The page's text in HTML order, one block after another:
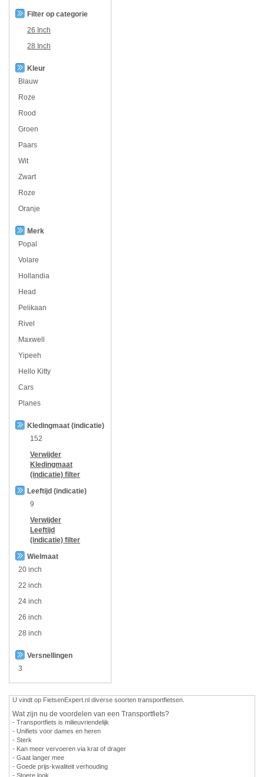
Filter op categorie
26 Inch
28 Inch
Kleur
Blauw
Roze
Rood
Groen
Paars
Wit
Zwart
Roze
Oranje
Merk
Popal
Volare
Hollandia
Head
Pelikaan
Rivel
Maxwell
Yipeeh
Hello Kitty
Cars
Planes
Kledingmaat (indicatie)
152
Verwijder
Kledingmaat
(indicatie) filter
Leeftijd (indicatie)
9
Verwijder
Leeftijd
(indicatie) filter
Wielmaat
20 inch
22 inch
24 inch
26 inch
28 inch
Versnellingen
3
U vindt op FietsenExpert.nl diverse soorten transportfietsen.
Wat zijn nu de voordelen van een Transportfiets?
- Transportfiets is milieuvriendelijk
- Unifiets voor dames en heren
- Sterk
- Kan meer vervoeren via krat of drager
- Gaat langer mee
- Goede prijs-kwaliteit verhouding
- Stoere look